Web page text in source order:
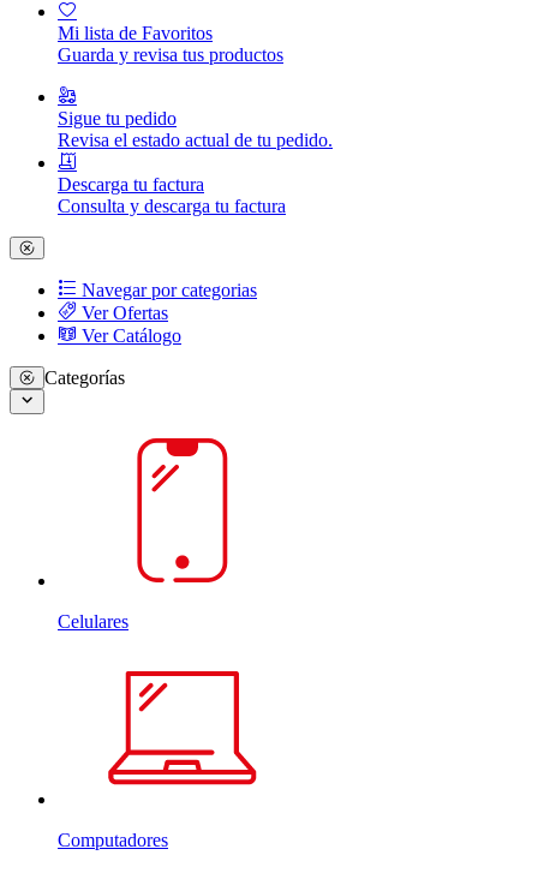
Mi lista de Favoritos
Guarda y revisa tus productos
Sigue tu pedido
Revisa el estado actual de tu pedido.
Descarga tu factura
Consulta y descarga tu factura
Navegar por categorias
Ver Ofertas
Ver Catálogo
Categorías
Celulares
Computadores